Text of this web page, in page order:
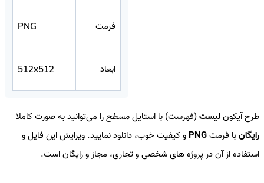
فرمت PNG
ابعاد 512x512
طرح آیکونلیست(فهرست) با استایلمسطحرا می‌توانید به صورت کاملا
رایگانبا فرمتPNG و کیفیت خوب، دانلود نمایید. ویرایش این فایل و
استفاده از آن در پروژه های شخصی و تجاری، مجاز و رایگان است.